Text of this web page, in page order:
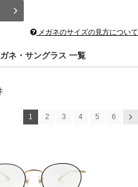
メガネのサイズの見方について
ネ・サングラス 一覧
1 2 3 4 5 6